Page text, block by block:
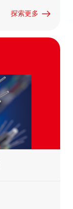
探索更多